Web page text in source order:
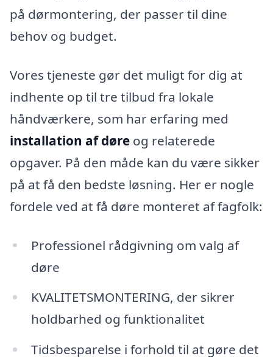
på dørmontering, der passer til dine
behov og budget.
Vores tjeneste gør det muligt for dig at
indhente op til tre tilbud fra lokale
håndværkere, som har erfaring med
installation af døre og relaterede
opgaver. På den måde kan du være sikker
på at få den bedste løsning. Her er nogle
fordele ved at få døre monteret af fagfolk:
Professionel rådgivning om valg af
døre
KVALITETSMONTERING, der sikrer
holdbarhed og funktionalitet
Tidsbesparelse i forhold til at gøre det